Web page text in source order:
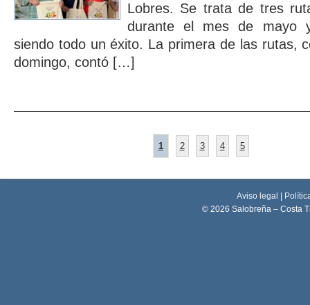
Lobres. Se trata de tres
durante el mes de mayo
siendo todo un éxito. La primera de las rutas,
domingo, contó […]
1 2 3 4 5
Aviso legal |
© 2026 Salobreña – Costa